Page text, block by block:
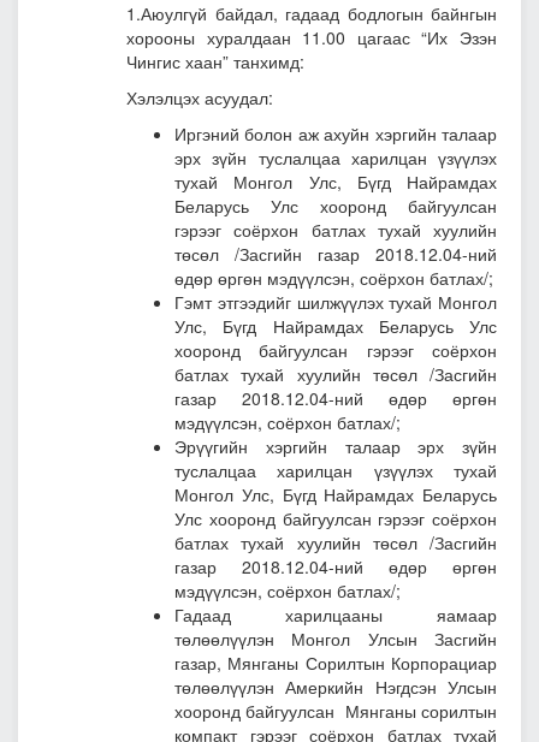
1.Аюулгүй байдал, гадаад бодлогын байнгын
хорооны хуралдаан 11.00 цагаас “Их Эзэн
Чингис хаан” танхимд:
Хэлэлцэх асуудал:
Иргэний болон аж ахуйн хэргийн талаар
эрх зүйн туслалцаа харилцан үзүүлэх
тухай Монгол Улс, Бүгд Найрамдах
Беларусь Улс хооронд байгуулсан
гэрээг соёрхон батлах тухай хуулийн
төсөл /Засгийн газар 2018.12.04-ний
өдөр өргөн мэдүүлсэн, соёрхон батлах/;
Гэмт этгээдийг шилжүүлэх тухай Монгол
Улс, Бүгд Найрамдах Беларусь Улс
хооронд байгуулсан гэрээг соёрхон
батлах тухай хуулийн төсөл /Засгийн
газар 2018.12.04-ний өдөр өргөн
мэдүүлсэн, соёрхон батлах/;
Эрүүгийн хэргийн талаар эрх зүйн
туслалцаа харилцан үзүүлэх тухай
Монгол Улс, Бүгд Найрамдах Беларусь
Улс хооронд байгуулсан гэрээг соёрхон
батлах тухай хуулийн төсөл /Засгийн
газар 2018.12.04-ний өдөр өргөн
мэдүүлсэн, соёрхон батлах/;
Гадаад харилцааны яамаар
төлөөлүүлэн Монгол Улсын Засгийн
газар, Мянганы Сорилтын Корпорациар
төлөөлүүлэн Амеркийн Нэгдсэн Улсын
хооронд байгуулсан Мянганы сорилтын
компакт гэрээг соёрхон батлах тухай